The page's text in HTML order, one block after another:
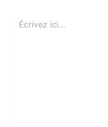
ici…